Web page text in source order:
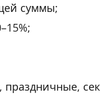
суммы;